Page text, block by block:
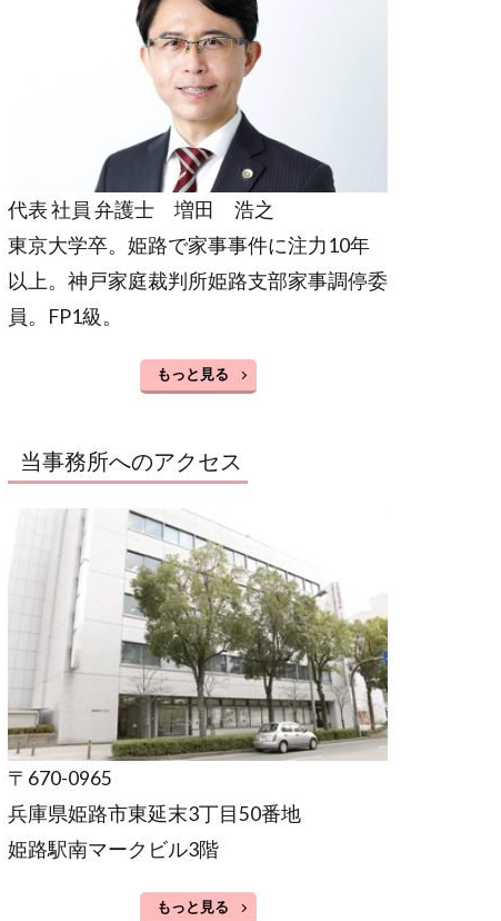
代表 社員 弁護士 増田 浩之
東京大学卒。姫路で家事事件に注力10年
以上。神戸家庭裁判所姫路支部家事調停委
員。FP1級。
もっと見る
当事務所へのアクセス
〒670-0965
兵庫県姫路市東延末3丁目50番地
姫路駅南マークビル3階
もっと見る